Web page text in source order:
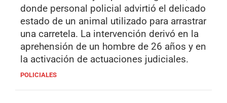
donde personal policial advirtió el delicado
estado de un animal utilizado para arrastrar
una carretela. La intervención derivó en la
aprehensión de un hombre de 26 años y en
la activación de actuaciones judiciales.
POLICIALES